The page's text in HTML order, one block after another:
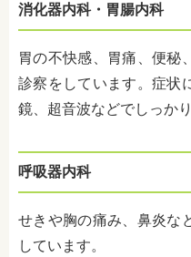
消化器内科・胃腸内科
胃の不快感、胃痛、便秘
診察をしています。症状
鏡、超音波などでしっか
呼吸器内科
せきや胸の痛み、鼻炎な
しています。